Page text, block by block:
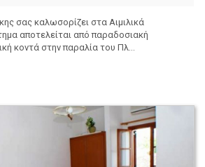
σας καλωσορίζει στα Αιμιλικά
αποτελείται από παραδοσιακή
κοντά στην παραλία του Πλ...